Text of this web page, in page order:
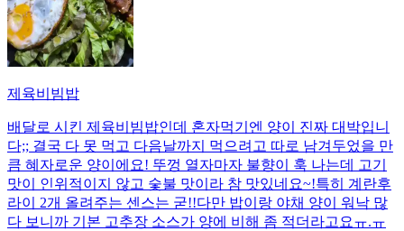
제육비빔밥
배달로 시킨 제육비빔밥인데 혼자먹기엔 양이 진짜 대박입니
다;; 결국 다 못 먹고 다음날까지 먹으려고 따로 남겨두었을 만
큼 혜자로운 양이에요! 뚜껑 열자마자 불향이 훅 나는데 고기
맛이 인위적이지 않고 숯불 맛이라 참 맛있네요~!특히 계란후
라이 2개 올려주는 센스는 굳!! ​다만 밥이랑 야채 양이 워낙 많
다 보니까 기본 고추장 소스가 양에 비해 좀 적더라고요ㅠ.ㅠ